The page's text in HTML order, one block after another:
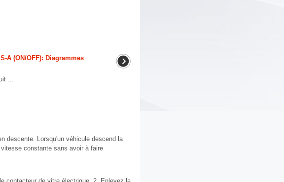
A (ON/OFF): Diagrammes
...
descente. Lorsqu'un véhicule descend la
constante sans avoir à faire